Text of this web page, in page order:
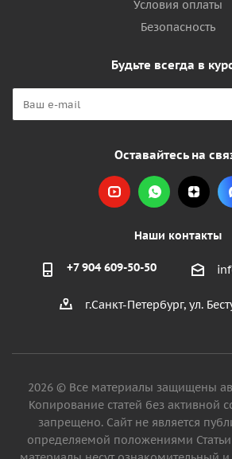
Условия оплаты
Безопасность
Будьте всегда в
Оставайтесь на
Наши контакты
+7 904 609-50-50
г.Санкт-Петербург, ул.
2026 © Все материалы защищены
Копирование статей без активной
запрещено. Сайт не является
определяемой положениями